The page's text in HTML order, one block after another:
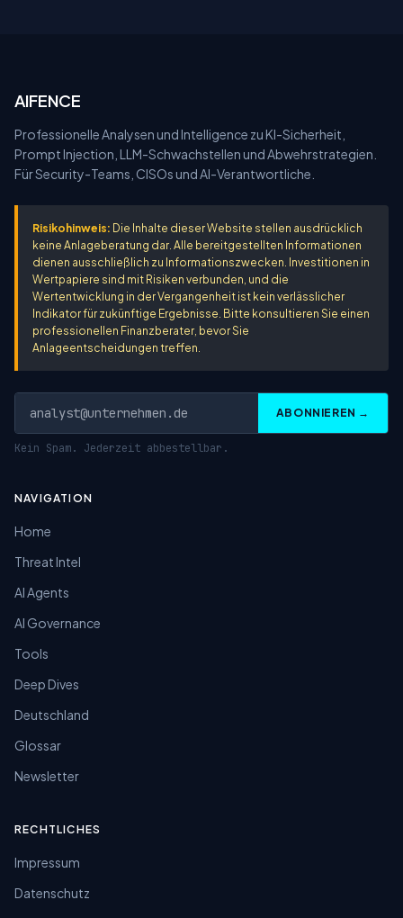
AIFENCE
Professionelle Analysen und Intelligence zu KI-Sicherheit,
Prompt Injection, LLM-Schwachstellen und Abwehrstrategien.
Für Security-Teams, CISOs und AI-Verantwortliche.
Risikohinweis: Die Inhalte dieser Website stellen ausdrücklich
keine Anlageberatung dar. Alle bereitgestellten Informationen
dienen ausschließlich zu Informationszwecken. Investitionen in
Wertpapiere sind mit Risiken verbunden, und die
Wertentwicklung in der Vergangenheit ist kein verlässlicher
Indikator für zukünftige Ergebnisse. Bitte konsultieren Sie einen
professionellen Finanzberater, bevor Sie
Anlageentscheidungen treffen.
ABONNIEREN →
Kein Spam. Jederzeit abbestellbar.
NAVIGATION
Home
Threat Intel
AI Agents
AI Governance
Tools
Deep Dives
Deutschland
Glossar
Newsletter
RECHTLICHES
Impressum
Datenschutz